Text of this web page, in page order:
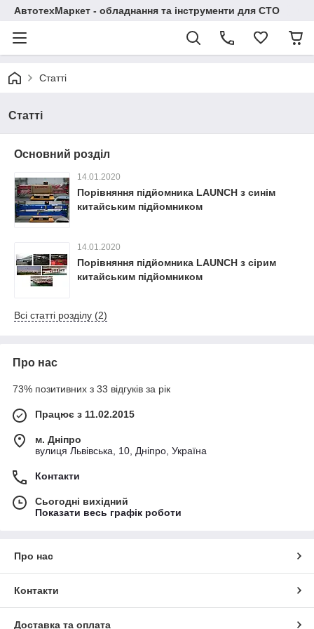
АвтотехМаркет - обладнання та інструменти для СТО
Статті
Статті
Основний розділ
14.01.2020
Порівняння підйомника LAUNCH з синім
китайським підйомником
14.01.2020
Порівняння підйомника LAUNCH з сірим
китайським підйомником
Всі статті розділу (2)
Про нас
73% позитивних з 33 відгуків за рік
Працює з 11.02.2015
м. Дніпро
вулиця Львівська, 10, Дніпро, Україна
Контакти
Сьогодні вихідний
Показати весь графік роботи
Про нас
Контакти
Доставка та оплата